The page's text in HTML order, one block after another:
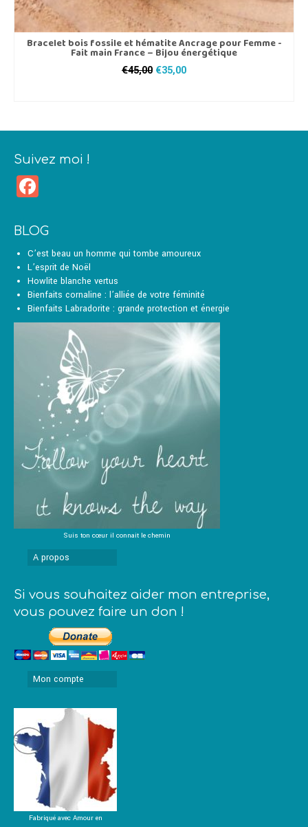
Bracelet bois fossile et hématite Ancrage pour Femme -
Fait main France – Bijou énergétique
€45,00 Le
€35,00Le
a
la
produit
Suivez moi !
BLOG
C’est beau un homme qui tombe amoureux
L’esprit de Noël
Howlite blanche vertus
Bienfaits cornaline : l’alliée de votre féminité
Bienfaits Labradorite : grande protection et énergie
Suis ton cœur il connait le chemin
A propos
Si vous souhaitez aider mon entreprise,
vous pouvez faire un don !
Mon compte
Fabriqué avec Amour en